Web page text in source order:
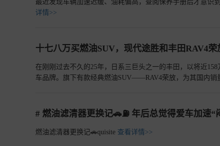
最近发现车辆加速迟缓、油耗偏高，查阅保养手册后才意
详情>>
十七八万买燃油SUV，现代途胜和丰田RAV4荣
在刚刚过去不久的25年，日系三巨头之一的丰田，以将近
车品牌。旗下有款经典燃油SUV——RAV4荣放，为其国内
# 燃油滤清器更换记🚗⛽️ 年后总觉得爱车加速
燃油滤清器更换记🚗quisite 查看详情>>